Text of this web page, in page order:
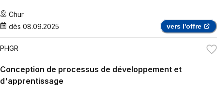
Chur
dès 08.09.2025 vers l'offre
PHGR
Conception de processus de développement et
d'apprentissage